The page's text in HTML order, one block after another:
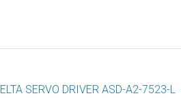
SERVO DRIVER ASD-A2-7523-L